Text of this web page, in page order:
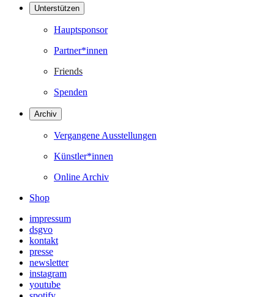
Unterstützen
Hauptsponsor
Partner*innen
Friends
Spenden
Archiv
Vergangene Ausstellungen
Künstler*innen
Online Archiv
Shop
impressum
dsgvo
kontakt
presse
newsletter
instagram
youtube